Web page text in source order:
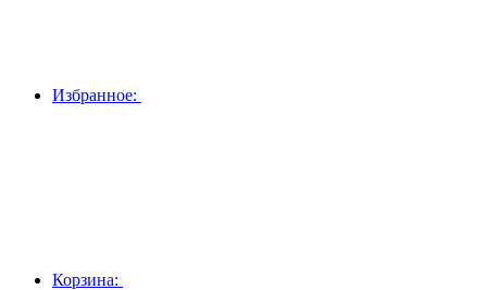
Избранное:
Корзина: